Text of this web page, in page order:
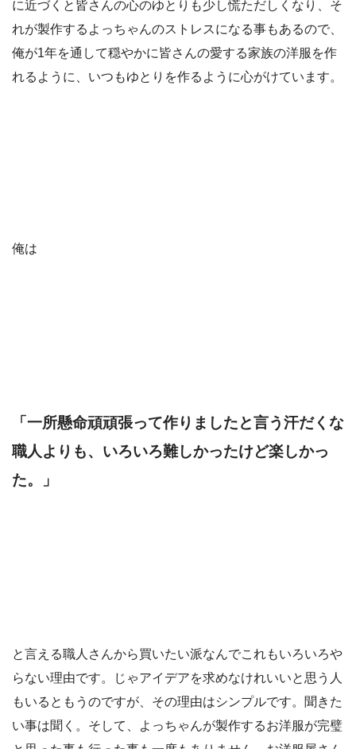
に近づくと皆さんの心のゆとりも少し慌ただしくなり、そ
れが製作するよっちゃんのストレスになる事もあるので、
俺が1年を通して穏やかに皆さんの愛する家族の洋服を作
れるように、いつもゆとりを作るように心がけています。
俺は
「一所懸命頑頑張って作りましたと言う汗だくな
職人よりも、いろいろ難しかったけど楽しかっ
た。」
と言える職人さんから買いたい派なんでこれもいろいろや
らない理由です。じゃアイデアを求めなけれいいと思う人
もいるともうのですが、その理由はシンプルです。聞きた
い事は聞く。そして、よっちゃんが製作するお洋服が完璧